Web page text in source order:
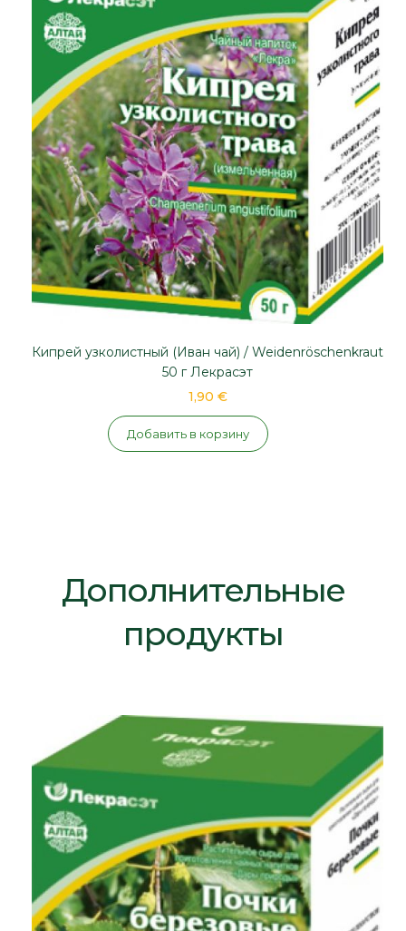
Кипрей узколистный (Иван чай) / Weidenröschenkraut
50 г Лекрасэт
1,90 €
Добавить в корзину
Дополнительные
продукты